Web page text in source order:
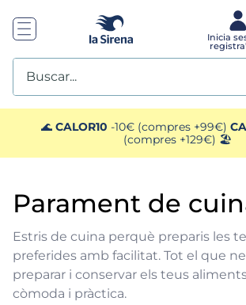
Buscar...
🌊 CALOR10 -10€ (compres +99€)
(compres +129€) 🏖️
parament de
Estris de cuina perquè preparis les
preferides amb facilitat. Tot el que
preparar i conservar els teus
còmoda i pràctica.
TOP SEARCHES
1. mejillones
2. pimientos
3. mango
4. edamame